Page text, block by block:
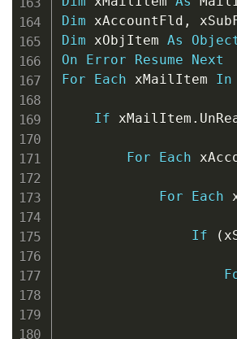
Dim xAccountFld ,
Dim xObjItem As
On
Error Resume
Next
For
Each xMailItem In
If xMailItem .
For Each
For Each
If (